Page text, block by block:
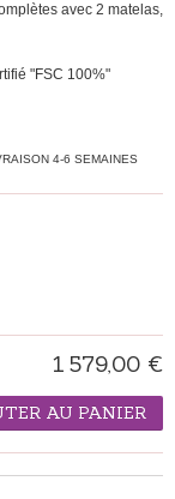
avec 2 matelas,
"FSC 100%"
4-6 SEMAINES
1 579,00 €
AU PANIER